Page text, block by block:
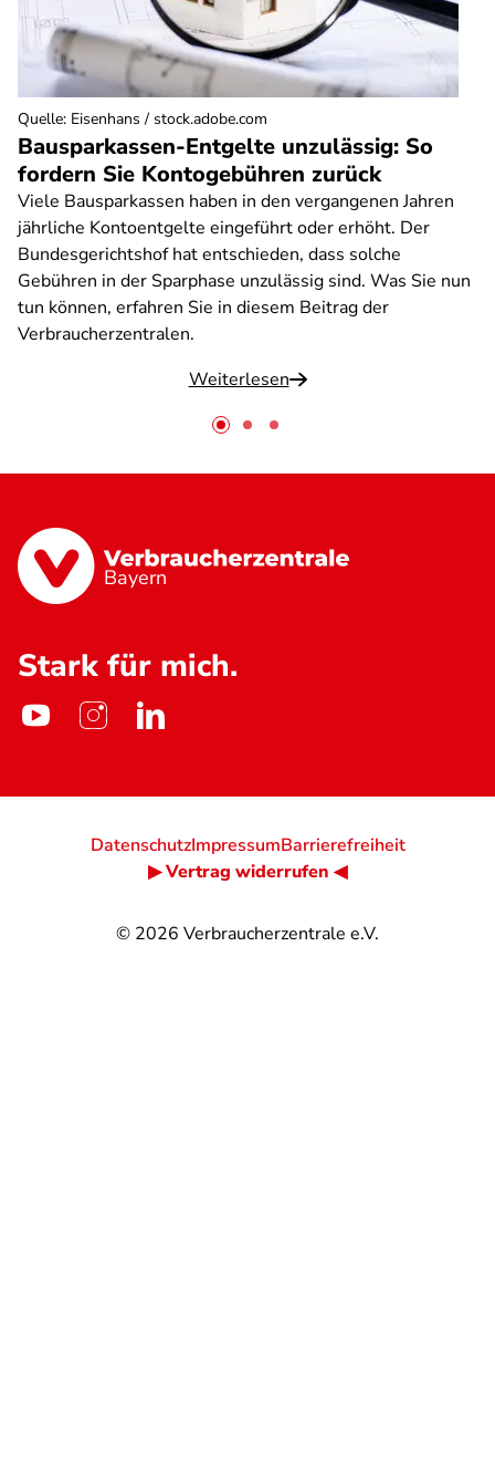
Bausparkassen-Entgelte unzulässig: So
fordern Sie Kontogebühren zurück
Viele Bausparkassen haben in den vergangenen Jahren
jährliche Kontoentgelte eingeführt oder erhöht. Der
Bundesgerichtshof hat entschieden, dass solche
Gebühren in der Sparphase unzulässig sind. Was Sie nun
tun können, erfahren Sie in diesem Beitrag der
Verbraucherzentralen.
Weiterlesen
Quelle: Eisenhans / stock.adobe.com
Bayern
Stark für mich.
© 2026 Verbraucherzentrale e.V.
DatenschutzImpressumBarrierefreiheit
▶ Vertrag widerrufen ◀